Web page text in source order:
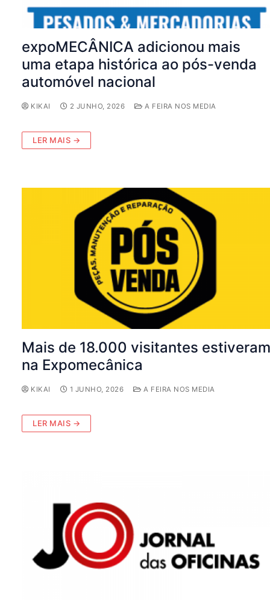
expoMECÂNICA adicionou mais
uma etapa histórica ao pós-venda
automóvel nacional
KIKAI 2 JUNHO, 2026 A FEIRA NOS MEDIA
LER MAIS →
Mais de 18.000 visitantes estiveram
na Expomecânica
KIKAI 1 JUNHO, 2026 A FEIRA NOS MEDIA
LER MAIS →